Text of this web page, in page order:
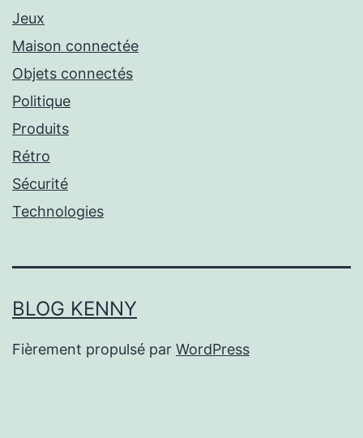
Jeux
Maison connectée
Objets connectés
Politique
Produits
Rétro
Sécurité
Technologies
BLOG KENNY
Fièrement propulsé par WordPress